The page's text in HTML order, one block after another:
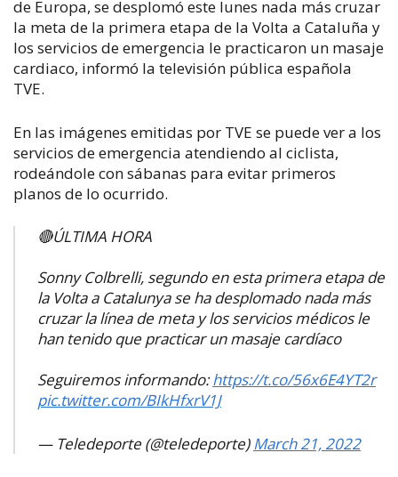
de Europa, se desplomó este lunes nada más cruzar
la meta de la primera etapa de la Volta a Cataluña y
los servicios de emergencia le practicaron un masaje
cardiaco, informó la televisión pública española
TVE.
En las imágenes emitidas por TVE se puede ver a los
servicios de emergencia atendiendo al ciclista,
rodeándole con sábanas para evitar primeros
planos de lo ocurrido.
🔴ÚLTIMA HORA
Sonny Colbrelli, segundo en esta primera etapa de
la Volta a Catalunya se ha desplomado nada más
cruzar la línea de meta y los servicios médicos le
han tenido que practicar un masaje cardíaco
Seguiremos informando:https://t.co/56x6E4YT2r
pic.twitter.com/BIkHfxrV1J
— Teledeporte (@teledeporte) March 21, 2022